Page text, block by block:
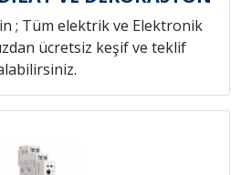
; Tüm elektrik ve Elektronik
ücretsiz keşif ve teklif